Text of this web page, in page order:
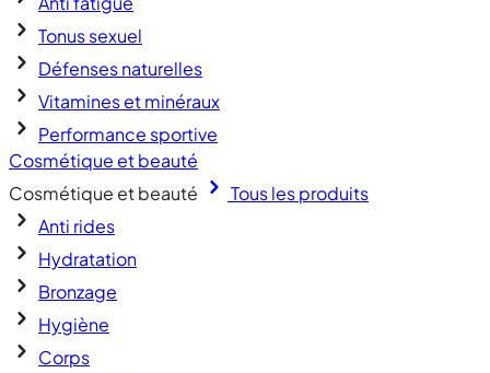
Tonus sexuel
Défenses naturelles
Vitamines et minéraux
Performance sportive
Cosmétique et beauté
Cosmétique et beauté
Tous les produits
Anti rides
Hydratation
Bronzage
Hygiène
Corps